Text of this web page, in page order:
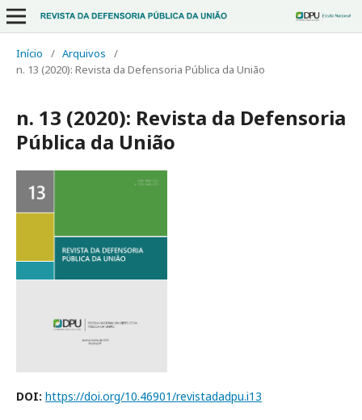
Início / Arquivos
/
n. 13 (2020): Revista da Defensoria Pública da União
n. 13 (2020): Revista da Defensoria
Pública da União
DOI: https://doi.org/10.46901/revistadadpu.i13